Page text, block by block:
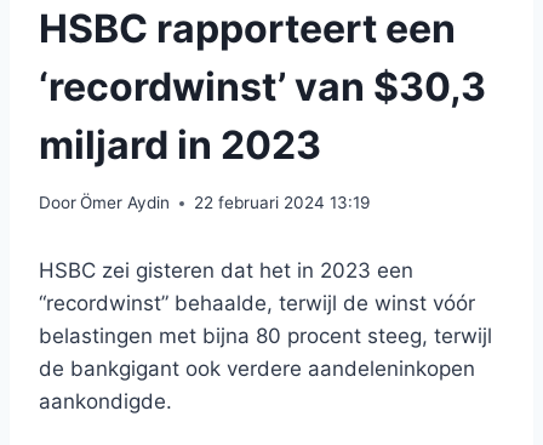
HSBC rapporteert een
‘recordwinst’ van $30,3
miljard in 2023
DoorÖmer Aydin 22 februari 2024 13:19
HSBC zei gisteren dat het in 2023 een
“recordwinst” behaalde, terwijl de winst vóór
belastingen met bijna 80 procent steeg, terwijl
de bankgigant ook verdere aandeleninkopen
aankondigde.